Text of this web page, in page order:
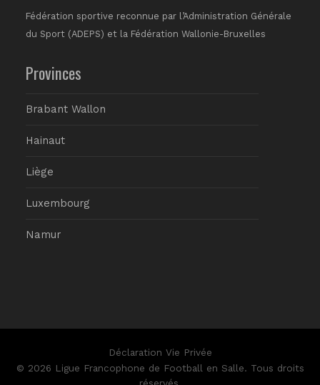
Fédération sportive reconnue par l’Administration Générale
du Sport (ADEPS) et la Fédération Wallonie-Bruxelles
Provinces
Brabant Wallon
Hainaut
Liège
Luxembourg
Namur
Déclaration Vie Privée
© 2026 Ligue Francophone de Football en Salle. Tous droits
réservés.